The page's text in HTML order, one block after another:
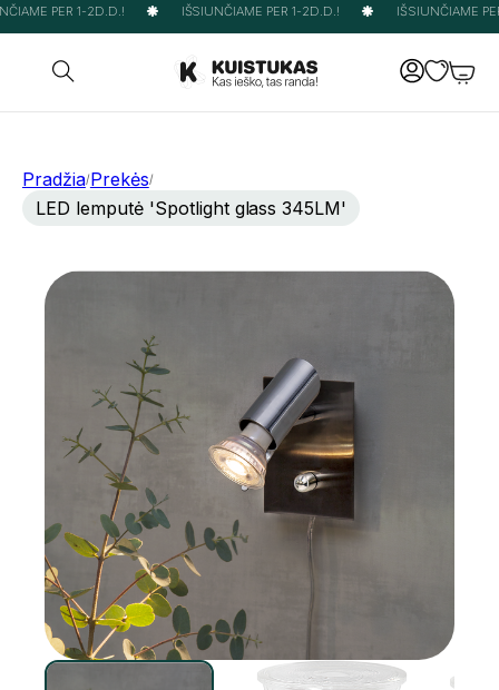
PER 1-2D.D.! IŠSIUNČIAME PER 1-2D.D.! IŠSIUNČIAME
Pradžia/Prekės/
LED lemputė 'Spotlight glass 345LM'